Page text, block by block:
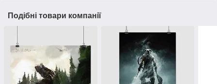
Подібні товари компанії